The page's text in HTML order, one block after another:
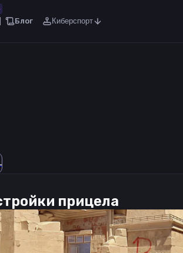
Блог Киберспорт
прицела